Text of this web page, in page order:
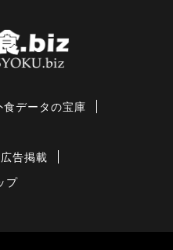
食データの宝庫
広告掲載
プ